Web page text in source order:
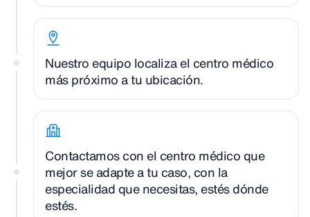
Nuestro equipo localiza el centro médico
más próximo a tu ubicación.
Contactamos con el centro médico que
mejor se adapte a tu caso, con la
especialidad que necesitas, estés dónde
estés.